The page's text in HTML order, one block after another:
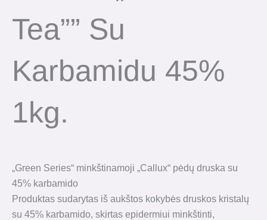
Tea”” Su
Karbamidu 45%
1kg.
„Green Series“ minkštinamoji „Callux“ pėdų druska su
45% karbamido
Produktas sudarytas iš aukštos kokybės druskos kristalų
su 45% karbamido, skirtas epidermiui minkštinti,